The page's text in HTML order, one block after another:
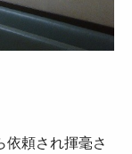
依頼され揮毫さ